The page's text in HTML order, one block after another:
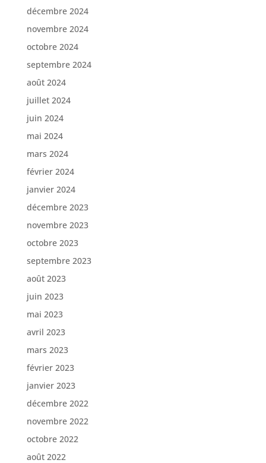
décembre 2024
novembre 2024
octobre 2024
septembre 2024
août 2024
juillet 2024
juin 2024
mai 2024
mars 2024
février 2024
janvier 2024
décembre 2023
novembre 2023
octobre 2023
septembre 2023
août 2023
juin 2023
mai 2023
avril 2023
mars 2023
février 2023
janvier 2023
décembre 2022
novembre 2022
octobre 2022
août 2022